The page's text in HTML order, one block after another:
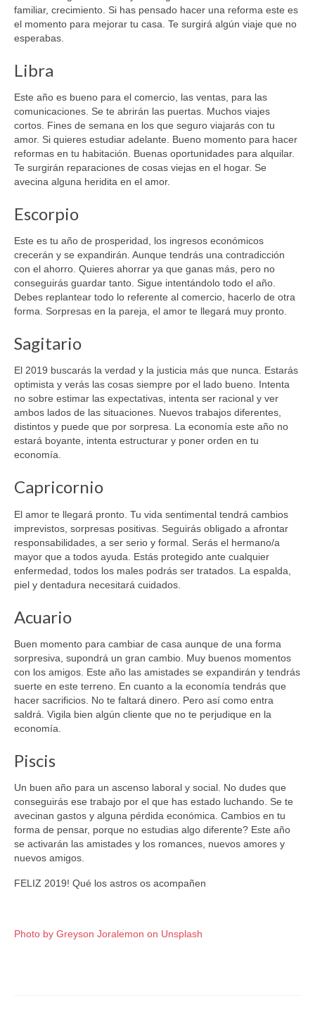
familiar, crecimiento. Si has pensado hacer una reforma este es
el momento para mejorar tu casa. Te surgirá algún viaje que no
esperabas.
Libra
Este año es bueno para el comercio, las ventas, para las
comunicaciones. Se te abrirán las puertas. Muchos viajes
cortos. Fines de semana en los que seguro viajarás con tu
amor. Si quieres estudiar adelante. Bueno momento para hacer
reformas en tu habitación. Buenas oportunidades para alquilar.
Te surgirán reparaciones de cosas viejas en el hogar. Se
avecina alguna heridita en el amor.
Escorpio
Este es tu año de prosperidad, los ingresos económicos
crecerán y se expandirán. Aunque tendrás una contradicción
con el ahorro. Quieres ahorrar ya que ganas más, pero no
conseguirás guardar tanto. Sigue intentándolo todo el año.
Debes replantear todo lo referente al comercio, hacerlo de otra
forma. Sorpresas en la pareja, el amor te llegará muy pronto.
Sagitario
El 2019 buscarás la verdad y la justicia más que nunca. Estarás
optimista y verás las cosas siempre por el lado bueno. Intenta
no sobre estimar las expectativas, intenta ser racional y ver
ambos lados de las situaciones. Nuevos trabajos diferentes,
distintos y puede que por sorpresa. La economía este año no
estará boyante, intenta estructurar y poner orden en tu
economía.
Capricornio
El amor te llegará pronto. Tu vida sentimental tendrá cambios
imprevistos, sorpresas positivas. Seguirás obligado a afrontar
responsabilidades, a ser serio y formal. Serás el hermano/a
mayor que a todos ayuda. Estás protegido ante cualquier
enfermedad, todos los males podrás ser tratados. La espalda,
piel y dentadura necesitará cuidados.
Acuario
Buen momento para cambiar de casa aunque de una forma
sorpresiva, supondrá un gran cambio. Muy buenos momentos
con los amigos. Este año las amistades se expandirán y tendrás
suerte en este terreno. En cuanto a la economía tendrás que
hacer sacrificios. No te faltará dinero. Pero así como entra
saldrá. Vigila bien algún cliente que no te perjudique en la
economía.
Piscis
Un buen año para un ascenso laboral y social. No dudes que
conseguirás ese trabajo por el que has estado luchando. Se te
avecinan gastos y alguna pérdida económica. Cambios en tu
forma de pensar, porque no estudias algo diferente? Este año
se activarán las amistades y los romances, nuevos amores y
nuevos amigos.
FELIZ 2019! Qué los astros os acompañen
Photo by Greyson Joralemon on Unsplash